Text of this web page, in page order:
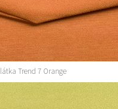
látka Trend 7 Orange